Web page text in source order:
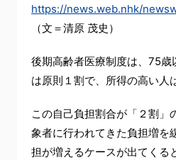
https://news.web.nhk/
（文＝清原 茂史）
後期高齢者医療制度は、75
は原則１割で、所得の高い人
この自己負担割合が「２割
象者に行われてきた負担増を
担が増えるケースが出てくる